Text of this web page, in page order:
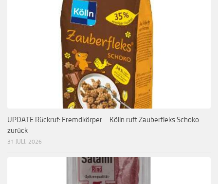
UPDATE Rückruf: Fremdkörper – Kölln ruft Zauberfleks Schoko
zurück
31 JULI, 2026